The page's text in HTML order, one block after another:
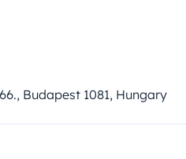
Budapest 1081, Hungary